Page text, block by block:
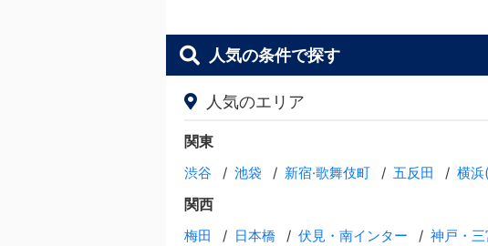
人気の条件で探す
人気のエリア
関東
渋谷 池袋 新宿·歌舞伎町 五反田 横浜
関西
梅田 日本橋 伏見・南インター 神戸・三